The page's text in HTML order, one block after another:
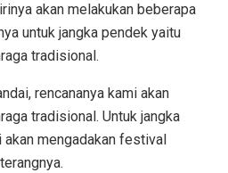
akan melakukan beberapa
untuk jangka pendek yaitu
tradisional.
rencananya kami akan
tradisional. Untuk jangka
akan mengadakan festival